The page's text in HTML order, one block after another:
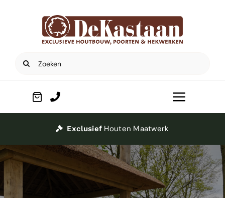
Zoeken
Toggle
Poorten
Exclusief Houten Maatwerk